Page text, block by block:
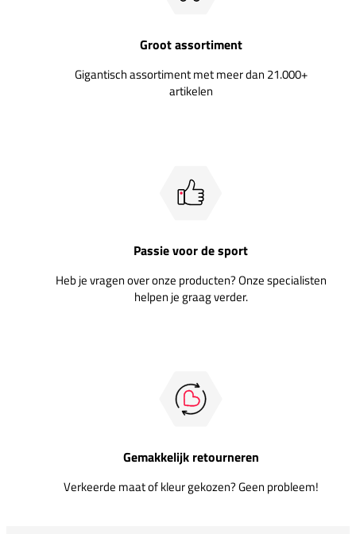
Groot assortiment
Gigantisch assortiment met meer dan 21.000+
artikelen
Passie voor de sport
Heb je vragen over onze producten? Onze specialisten
helpen je graag verder.
Gemakkelijk retourneren
Verkeerde maat of kleur gekozen? Geen probleem!